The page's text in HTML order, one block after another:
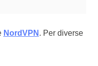
NordVPN . Per diverse